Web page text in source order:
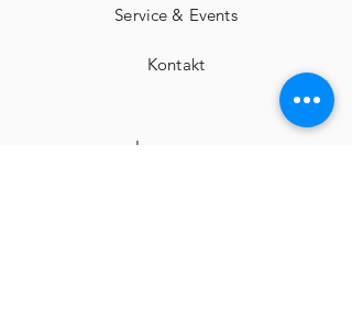
Service & Events
Kontakt
Impressum